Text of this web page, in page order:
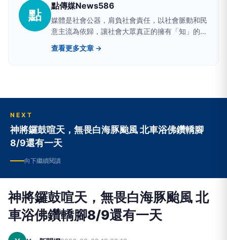
點
點傳媒News586
媒體是社會公器，肩負社會責任，以社會脈動和民
意主流為依歸，讓社會大眾真正的擁有「知」的權
利。
查看更多文章 →
NEXT
神將鑼鼓喧天，無畏白海豚颱風 北車浴佛鑽轎腳
8/9還有一天
向下繼續閱讀
神將鑼鼓喧天，無畏白海豚颱風 北
車浴佛鑽轎腳8/9還有一天